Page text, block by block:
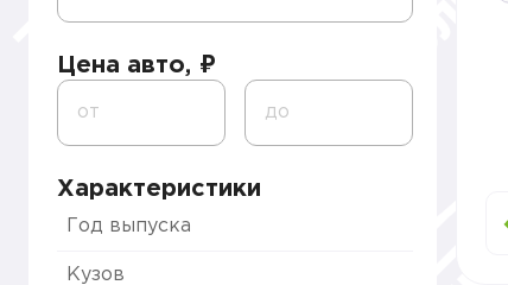
Цена авто, ₽
от до
Характеристики
Год выпуска
Кузов